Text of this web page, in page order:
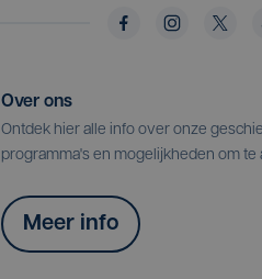
Over ons
Ontdek hier alle info over onze
programma's en mogelijkheden om te
Meer info